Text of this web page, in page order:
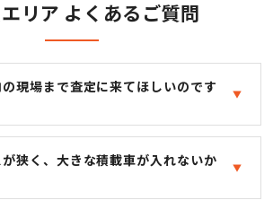
リア よくあるご質問
現場まで査定に来てほしいのです
狭く、大きな積載車が入れないか